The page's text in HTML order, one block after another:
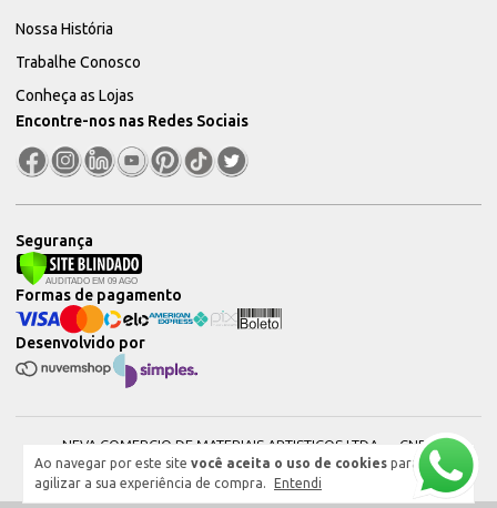
Ao navegar por este site você aceita o uso de cookies para
agilizar a sua experiência de compra.
Entendi
Nossa História
Trabalhe Conosco
Conheça as Lojas
Encontre-nos nas Redes Sociais
Segurança
Desenvolvido por
Formas de pagamento
NEVA COMERCIO DE MATERIAIS ARTISTICOS LTDA — CNPJ:
51604544000101 © 2026. Todos os direitos reservados.